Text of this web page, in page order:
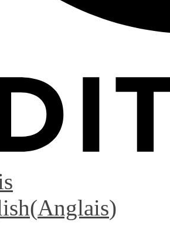
(Anglais)